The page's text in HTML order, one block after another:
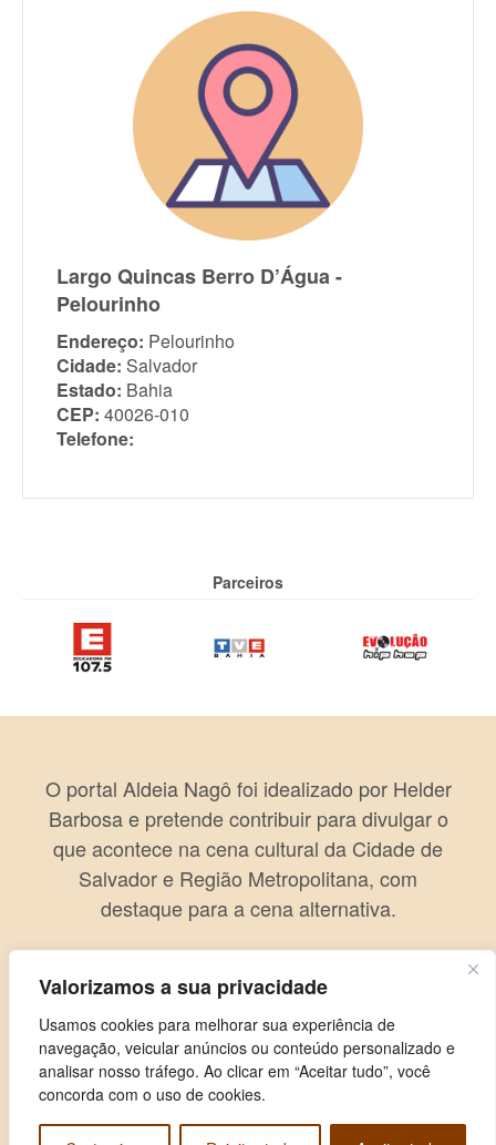
Valorizamos a sua privacidade
Usamos cookies para melhorar sua experiência de
navegação, veicular anúncios ou conteúdo personalizado e
analisar nosso tráfego. Ao clicar em “Aceitar tudo”, você
concorda com o uso de cookies.
Largo Quincas Berro D’Água -
Pelourinho
Endereço: Pelourinho
Cidade: Salvador
Estado: Bahia
CEP: 40026-010
Telefone:
Parceiros
O portal Aldeia Nagô foi idealizado por Helder
Barbosa e pretende contribuir para divulgar o
que acontece na cena cultural da Cidade de
Salvador e Região Metropolitana, com
destaque para a cena alternativa.